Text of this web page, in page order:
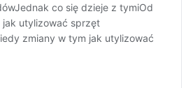
co się dzieje z tymiOd
utylizować sprzęt
zmiany w tym jak utylizować